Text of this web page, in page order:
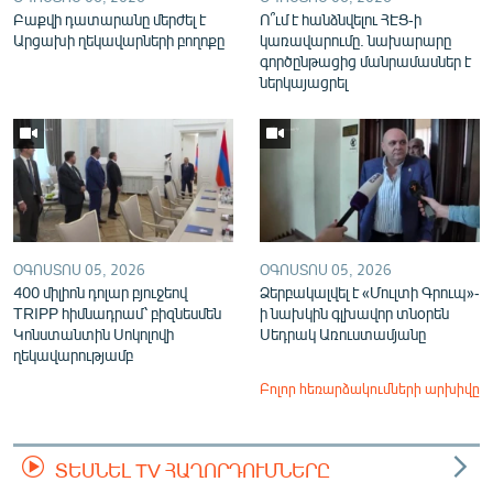
Բաքվի դատարանը մերժել է
Արցախի ղեկավարների բողոքը
Ո՞ւմ է հանձնվելու ՀԷՑ-ի
կառավարումը. նախարարը
գործընթացից մանրամասներ է
ներկայացրել
ՕԳՈՍՏՈՍ 05, 2026
400 միլիոն դոլար բյուջեով
TRIPP հիմնադրամ՝ բիզնեսմեն
Կոնստանտին Սոկոլովի
ղեկավարությամբ
ՕԳՈՍՏՈՍ 05, 2026
Ձերբակալվել է «Մուլտի Գրուպ»-
ի նախկին գլխավոր տնօրեն
Սեդրակ Առուստամյանը
Բոլոր հեռարձակումների արխիվը
ՏԵՍՆԵԼ TV ՀԱՂՈՐԴՈՒՄՆԵՐԸ